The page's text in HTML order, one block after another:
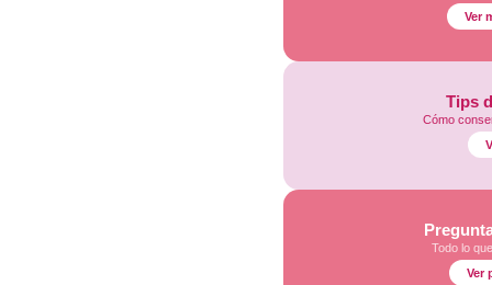
Ver
Tips
Cómo
Todo lo
Ver